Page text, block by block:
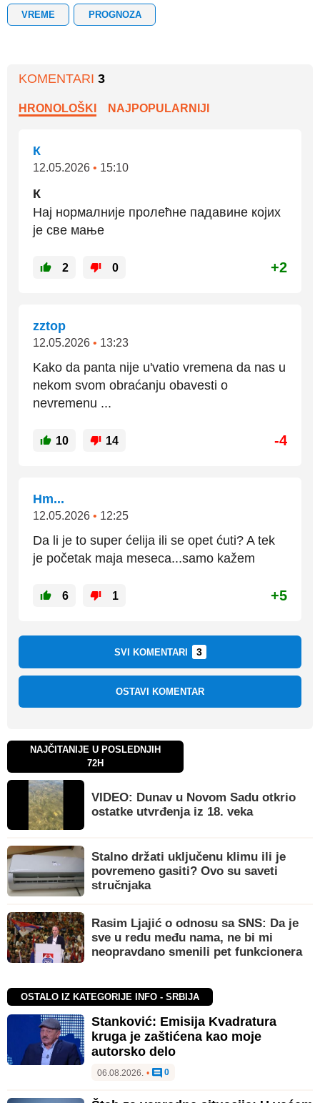
VREME PROGNOZA
KOMENTARI 3
HRONOLOŠKI NAJPOPULARNIJI
К
12.05.2026 • 15:10
К
Нај нормалније пролећне падавине којих
је све мање
2 0 +2
zztop
12.05.2026 • 13:23
Kako da panta nije u'vatio vremena da nas u
nekom svom obraćanju obavesti o
nevremenu ...
10 14 -4
Hm...
12.05.2026 • 12:25
Da li je to super ćelija ili se opet ćuti? A tek
je početak maja meseca...samo kažem
6 1 +5
SVI KOMENTARI 3
OSTAVI KOMENTAR
NAJČITANIJE U POSLEDNJIH
72H
VIDEO: Dunav u Novom Sadu otkrio
ostatke utvrđenja iz 18. veka
Stalno držati uključenu klimu ili je
povremeno gasiti? Ovo su saveti
stručnjaka
Rasim Ljajić o odnosu sa SNS: Da je
sve u redu među nama, ne bi mi
neopravdano smenili pet funkcionera
OSTALO IZ KATEGORIJE INFO - SRBIJA
Stanković: Emisija Kvadratura
kruga je zaštićena kao moje
autorsko delo
06.08.2026. • 0